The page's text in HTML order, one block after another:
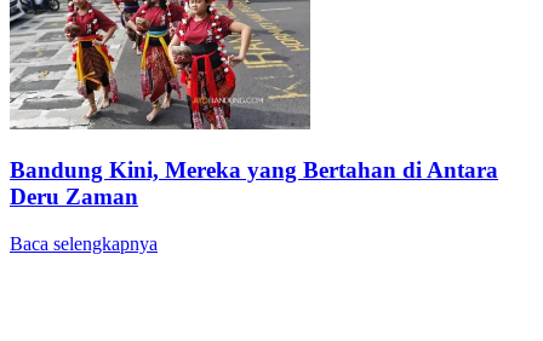
Bandung Kini, Mereka yang Bertahan di Antara
Deru Zaman
Baca selengkapnya